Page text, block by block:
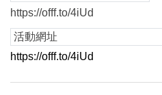
https://offf.to/4iUd
活動網址
https://offf.to/4iUd